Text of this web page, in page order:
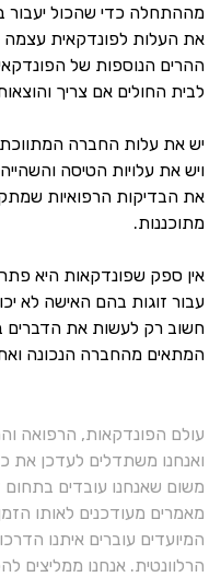
מההתחלה כדי שהכול יעבור
את העלות לפונדקאית עצמה
ההרים הנוספות של
לבית החולים אם צריך
יש את עלות החברה
ויש את עלויות הטיסה
את הבדיקות הרפואיות
מתוכננות.
אין ספק שפונדקאות היא
עבור זוגות בהם האישה לא
חשוב רק לעשות את הדברים
המתאים מהחברה הנכונה
עולם הפונדקאות, הרפואה
ואנחנו משתדלים לעדכן את
משום שאנחנו עובדים
מאמרים מעודכנים לאותו
המיועדים עוברים איתנו
הרלוונטית. אנחנו ממליצים